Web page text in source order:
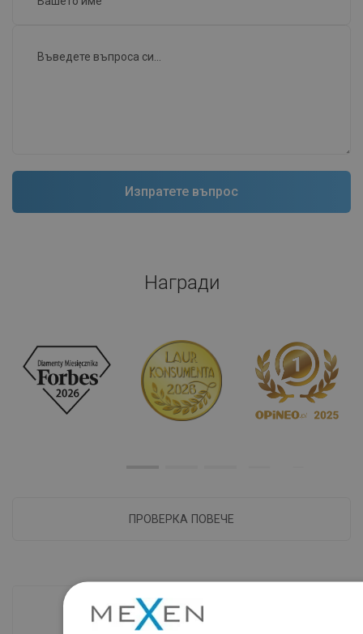
Награди
ПРОВЕРКА ПОВЕЧЕ